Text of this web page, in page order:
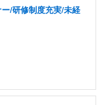
/研修制度充実/未経